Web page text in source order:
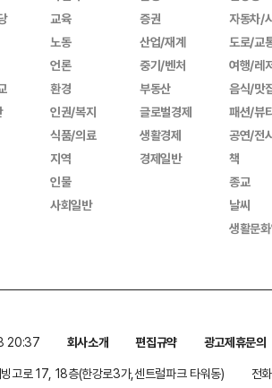
교육
노동
언론
환경
인권/복지
식품/의료
지역
인물
사회일반
증권
산업/재계
중기/벤처
부동산
글로벌경제
생활경제
경제일반
자동차/
도로/교
여행/레
음식/맛
패션/뷰
공연/전
책
종교
날씨
생활문
20:37 회사소개 편집규약
광고제휴문의
고로 17, 18층(한강로3가,센트럴파크 타워동)
전